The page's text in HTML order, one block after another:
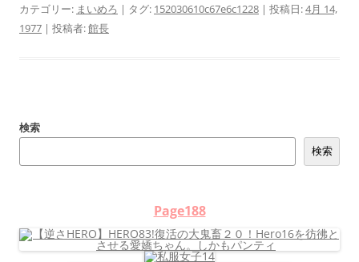
カテゴリー: まいめろ | タグ: 152030610c67e6c1228 | 投稿日:4月 14,
1977 | 投稿者:館長
検索
検索
Page188